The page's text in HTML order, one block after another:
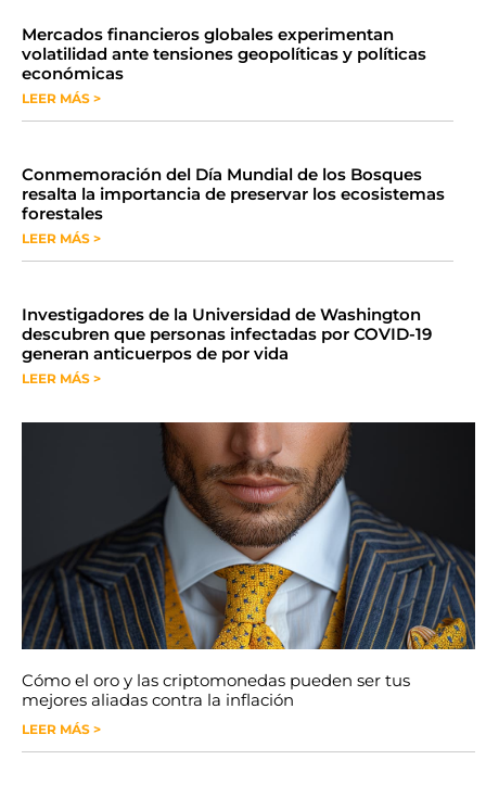
Mercados financieros globales experimentan
volatilidad ante tensiones geopolíticas y políticas
económicas
LEER MÁS >
Conmemoración del Día Mundial de los Bosques
resalta la importancia de preservar los ecosistemas
forestales
LEER MÁS >
Investigadores de la Universidad de Washington
descubren que personas infectadas por COVID-19
generan anticuerpos de por vida
LEER MÁS >
Cómo el oro y las criptomonedas pueden ser tus
mejores aliadas contra la inflación
LEER MÁS >